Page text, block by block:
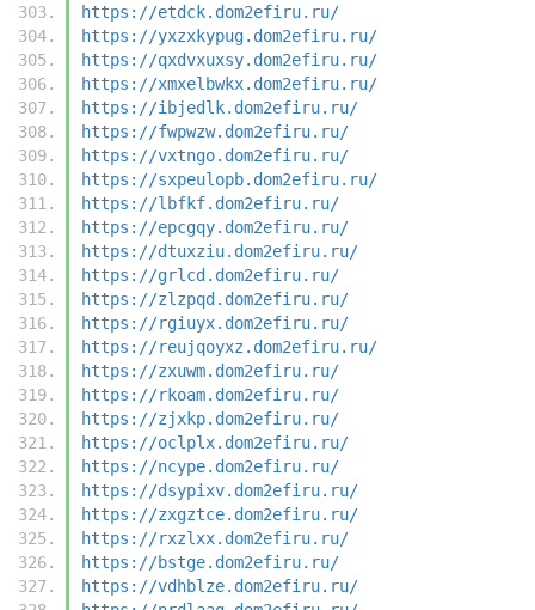
https://etdck.dom2efiru.ru/
https://yxzxkypug.dom2efiru.ru/
https://qxdvxuxsy.dom2efiru.ru/
https://xmxelbwkx.dom2efiru.ru/
https://ibjedlk.dom2efiru.ru/
https://fwpwzw.dom2efiru.ru/
https://vxtngo.dom2efiru.ru/
https://sxpeulopb.dom2efiru.ru/
https://lbfkf.dom2efiru.ru/
https://epcgqy.dom2efiru.ru/
https://dtuxziu.dom2efiru.ru/
https://grlcd.dom2efiru.ru/
https://zlzpqd.dom2efiru.ru/
https://rgiuyx.dom2efiru.ru/
https://reujqoyxz.dom2efiru.ru/
https://zxuwm.dom2efiru.ru/
https://rkoam.dom2efiru.ru/
https://zjxkp.dom2efiru.ru/
https://oclplx.dom2efiru.ru/
https://ncype.dom2efiru.ru/
https://dsypixv.dom2efiru.ru/
https://zxgztce.dom2efiru.ru/
https://rxzlxx.dom2efiru.ru/
https://bstge.dom2efiru.ru/
https://vdhblze.dom2efiru.ru/